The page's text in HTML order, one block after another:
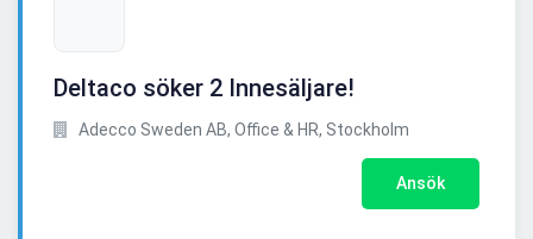
Deltaco söker 2 Innesäljare!
Adecco Sweden AB, Office & HR, Stockholm
Ansök